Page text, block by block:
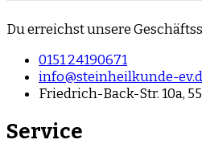
Du erreichst unsere
0151 24190671
info@steinheilkunde-
Friedrich-Back-Str. 10a,
Service